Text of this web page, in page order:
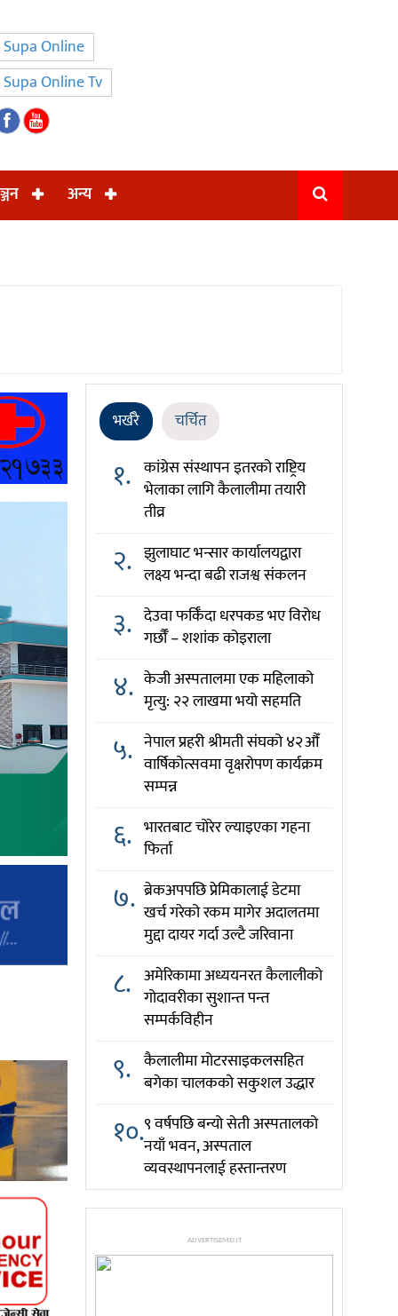
Supa Online
Supa Online Tv
अन्य
भर्खरै चर्चित
१. कांग्रेस संस्थापन इतरको राष्ट्रिय
भेलाका लागि कैलालीमा तयारी
तीव्र
२. झुलाघाट भन्सार कार्यालयद्वारा
लक्ष्य भन्दा बढी राजश्व संकलन
३. देउवा फर्किँदा धरपकड भए विरोध
गर्छौँं – शशांक कोइराला
४. केजी अस्पतालमा एक महिलाको
मृत्यु: २२ लाखमा भयो सहमति
५. नेपाल प्रहरी श्रीमती संघको ४२औँ
वार्षिकोत्सवमा वृक्षरोपण कार्यक्रम
सम्पन्न
६. भारतबाट चोरेर ल्याइएका गहना
फिर्ता
७. ब्रेकअपपछि प्रेमिकालाई डेटमा
खर्च गरेको रकम मागेर अदालतमा
मुद्दा दायर गर्दा उल्टै जरिवाना
८. अमेरिकामा अध्ययनरत कैलालीको
गोदावरीका सुशान्त पन्त
सम्पर्कविहीन
९. कैलालीमा मोटरसाइकलसहित
बगेका चालकको सकुशल उद्धार
१०.९ वर्षपछि बन्यो सेती अस्पतालको
नयाँ भवन, अस्पताल
व्यवस्थापनलाई हस्तान्तरण
ADVERTISEMENT